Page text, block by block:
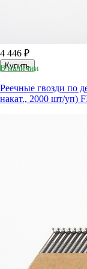
4 446 ₽
Купить
В наличии
Реечные гвозди по
накат., 2000 шт/уп)